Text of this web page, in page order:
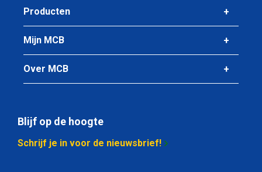
Producten
Mijn MCB
Over MCB
Blijf op de hoogte
Schrijf je in voor de nieuwsbrief!